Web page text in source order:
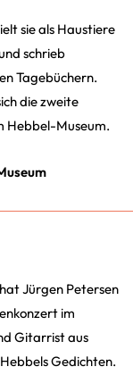
sie als Haustiere
schrieb
Tagebüchern.
die zweite
Hebbel-Museum.
Jürgen Petersen
im
Gitarrist aus
Gedichten.